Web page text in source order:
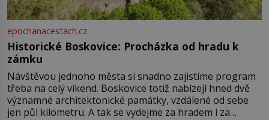
epochanacestach.cz
Historické Boskovice: Procházka od hradu k
zámku
Návštěvou jednoho města si snadno zajistíme program
třeba na celý víkend. Boskovice totiž nabízejí hned dvě
významné architektonické památky, vzdálené od sebe
jen půl kilometru. A tak se vydejme za hradem i za